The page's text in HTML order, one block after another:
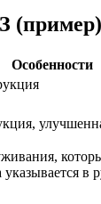
(пример)
Особенности